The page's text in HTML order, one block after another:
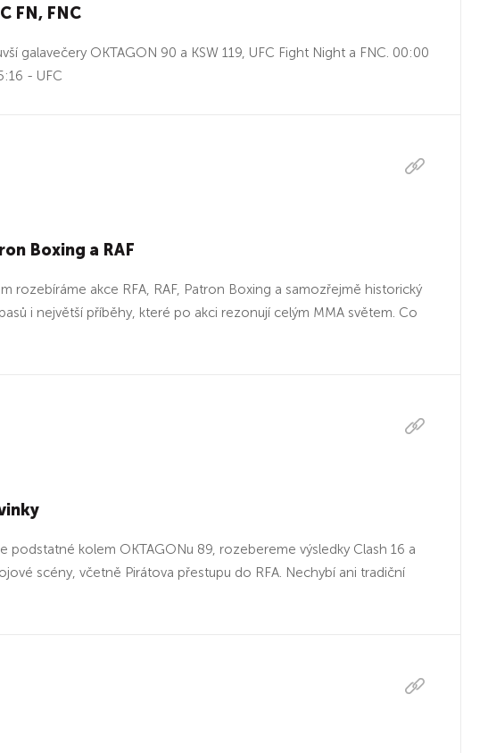
FN, FNC
galavečery OKTAGON 90 a KSW 119, UFC Fight Night a FNC. 00:00
- UFC
Boxing a RAF
rozebíráme akce RFA, RAF, Patron Boxing a samozřejmě historický
i největší příběhy, které po akci rezonují celým MMA světem. Co
podstatné kolem OKTAGONu 89, rozebereme výsledky Clash 16 a
scény, včetně Pirátova přestupu do RFA. Nechybí ani tradiční